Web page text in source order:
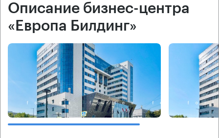
Описание бизнес-центра
«Европа Билдинг»